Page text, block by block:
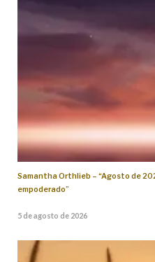
Samantha Orthlieb – “Agosto de
empoderado”
5 de agosto de 2026